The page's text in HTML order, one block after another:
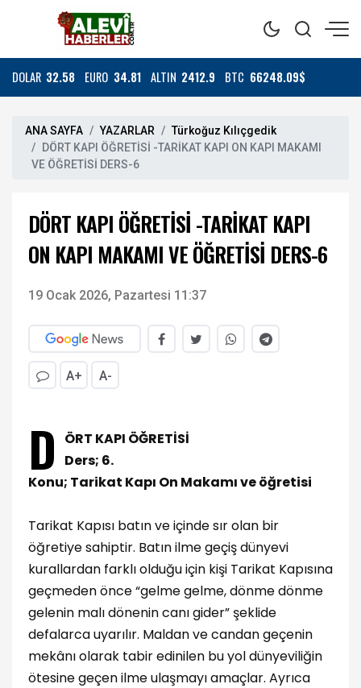
DOLAR 32.58 EURO 34.81 ALTIN 2412.9 BTC 66248.09$
ANA SAYFA YAZARLAR
Türkoğuz Kılıçgedik
DÖRT KAPI ÖĞRETİSİ -TARİKAT KAPI ON KAPI MAKAMI
VE ÖĞRETİSİ DERS-6
DÖRT KAPI ÖĞRETİSİ -TARİKAT KAPI
ON KAPI MAKAMI VE ÖĞRETİSİ DERS-6
19 Ocak 2026, Pazartesi 11:37
A+ A-
D
ÖRT KAPI ÖĞRETİSİ
Ders; 6.
Konu; Tarikat Kapı On Makamı ve öğretisi
Tarikat Kapısı batın ve içinde sır olan bir
öğretiye sahiptir. Batın ilme geçiş dünyevi
kurallardan farklı olduğu için kişi Tarikat Kapısına
geçmeden önce “gelme gelme, dönme dönme
gelenin malı dönenin canı gider” şeklide
defalarca uyarılır. Maldan ve candan geçenin
mekânı olarak tabir edinilen bu yol dünyeviliğin
ötesine geçen ilme ulaşmayı amaçlar. Ayrıca